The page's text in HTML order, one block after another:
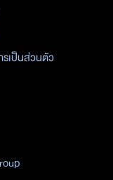
เป็นส่วนตัว